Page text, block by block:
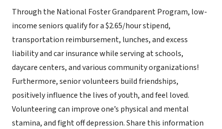
Through the National Foster Grandparent Program, low-
income seniors qualify for a $2.65/hour stipend,
transportation reimbursement, lunches, and excess
liability and car insurance while serving at schools,
daycare centers, and various community organizations!
Furthermore, senior volunteers build friendships,
positively influence the lives of youth, and feel loved.
Volunteering can improve one’s physical and mental
stamina, and fight off depression. Share this information